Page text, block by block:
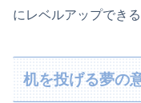
にレベルアップでき
机を投げる夢の